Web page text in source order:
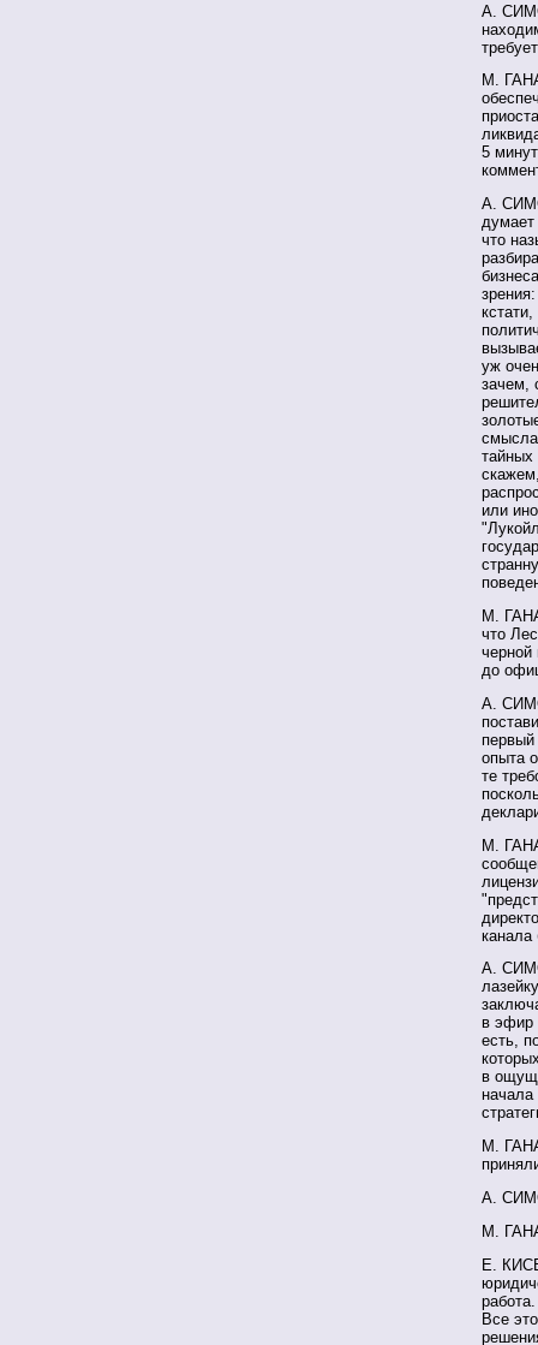
А.
М.
5
А.
думает
что
уж
зачем,
тайных
или
М.
что
черной
до
А.
опыта
те
М.
канала
А.
в эфир
есть,
в
начала
М.
А.
М.
Е.
Все